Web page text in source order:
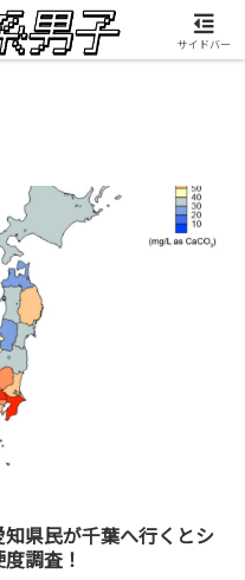
』公開中
知県民が千葉へ行くとシ
調査！
サイドバー